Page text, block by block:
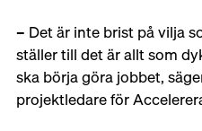
– Det är inte brist på vilja
ställer till det är allt som
ska börja göra jobbet,
projektledare för